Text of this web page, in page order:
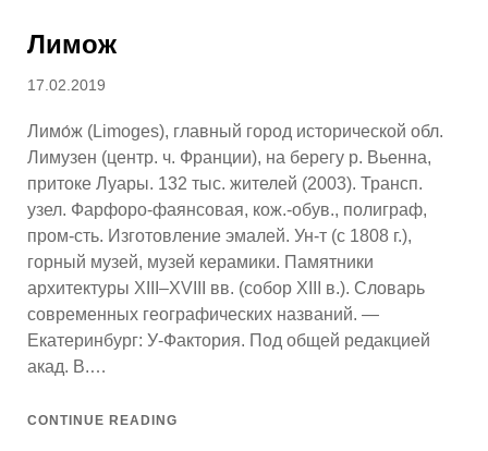
Лимож
Posted
17.02.2019
Лимо́ж (Limoges), главный город исторической обл.
Лимузен (центр. ч. Франции), на берегу р. Вьенна,
притоке Луары. 132 тыс. жителей (2003). Трансп.
узел. Фарфоро-фаянсовая, кож.-обув., полиграф,
пром-сть. Изготовление эмалей. Ун-т (с 1808 г.),
горный музей, музей керамики. Памятники
архитектуры XIII–XVIII вв. (собор XIII в.). Словарь
современных географических названий. —
Екатеринбург: У-Фактория. Под общей редакцией
акад. В.…
CONTINUE READING